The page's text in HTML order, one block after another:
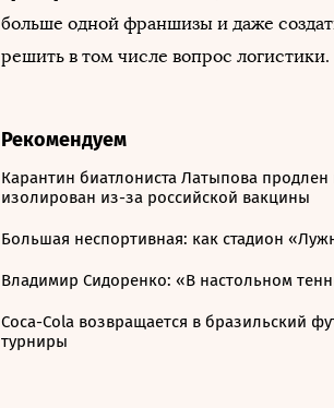
больше одной франшизы и даже
решить в том числе вопрос логистики.
Рекомендуем
Карантин биатлониста Латыпова
изолирован из-за российской вакцины
Большая неспортивная: как стадион
Владимир Сидоренко: «В настольном
Coca-Cola возвращается в бразильский
турниры